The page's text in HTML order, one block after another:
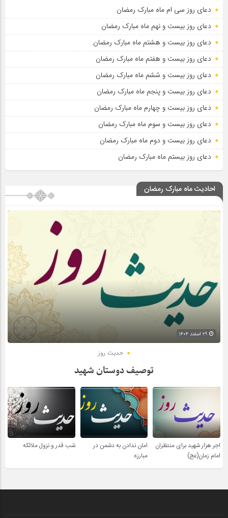
دعای روز سی ام ماه مبارک رمضان
دعای روز بیست و نهم ماه مبارک رمضان
دعای روز بیست و هشتم ماه مبارک رمضان
دعای روز بیست و هفتم ماه مبارک رمضان
دعای روز بیست و ششم ماه مبارک رمضان
دعای روز بیست و پنجم ماه مبارک رمضان
دعای روز بیست و چهارم ماه مبارک رمضان
دعای روز بیست و سوم ماه مبارک رمضان
دعای روز بیست و دوم ماه مبارک رمضان
دعای روز بیستم ماه مبارک رمضان
احادیث ماه مبارک رمضان
حدیث روز
توصیف دوستان شهید
اجر هزار شهید برای منتظران
امام زمان(عج)
امان ندادن به دشمن در
مبارزه
شب قدر و نزول ملائکه